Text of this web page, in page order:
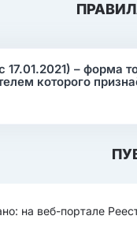
– форма
которого
на веб-портале